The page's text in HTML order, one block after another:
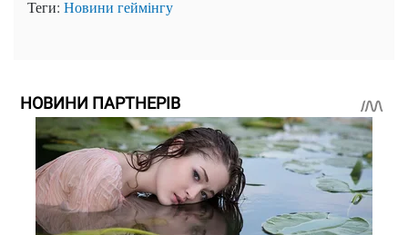
Теги: Новини геймінгу
НОВИНИ ПАРТНЕРІВ